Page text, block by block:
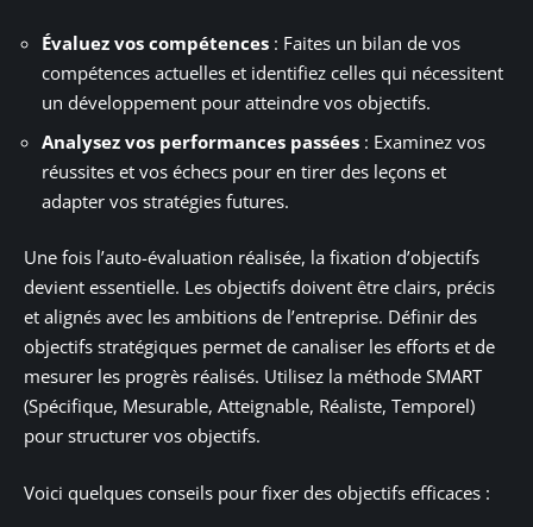
Évaluez vos compétences : Faites un bilan de vos
compétences actuelles et identifiez celles qui nécessitent
un développement pour atteindre vos objectifs.
Analysez vos performances passées : Examinez vos
réussites et vos échecs pour en tirer des leçons et
adapter vos stratégies futures.
Une fois l’auto-évaluation réalisée, la fixation d’objectifs
devient essentielle. Les objectifs doivent être clairs, précis
et alignés avec les ambitions de l’entreprise. Définir des
objectifs stratégiques permet de canaliser les efforts et de
mesurer les progrès réalisés. Utilisez la méthode SMART
(Spécifique, Mesurable, Atteignable, Réaliste, Temporel)
pour structurer vos objectifs.
Voici quelques conseils pour fixer des objectifs efficaces :